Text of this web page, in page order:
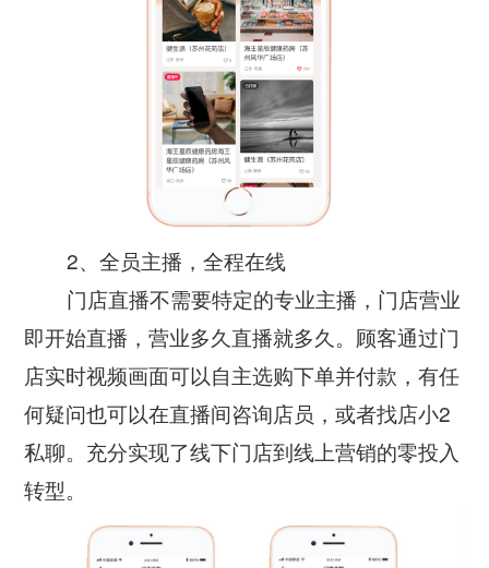
2、全员主播，全程在线
门店直播不需要特定的专业主播，门店营业
即开始直播，营业多久直播就多久。顾客通过门
店实时视频画面可以自主选购下单并付款，有任
何疑问也可以在直播间咨询店员，或者找店小2
私聊。充分实现了线下门店到线上营销的零投入
转型。